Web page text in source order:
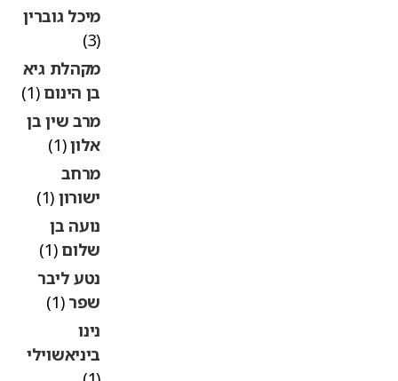
מיכל גוברין
מקהלת גיא
בן הינום(1)
מרב שין בן
אלון(1)
מרחב
ישורון(1)
נועה בן
שלום(1)
נטע ליבר
שפר(1)
ביניאשוילי